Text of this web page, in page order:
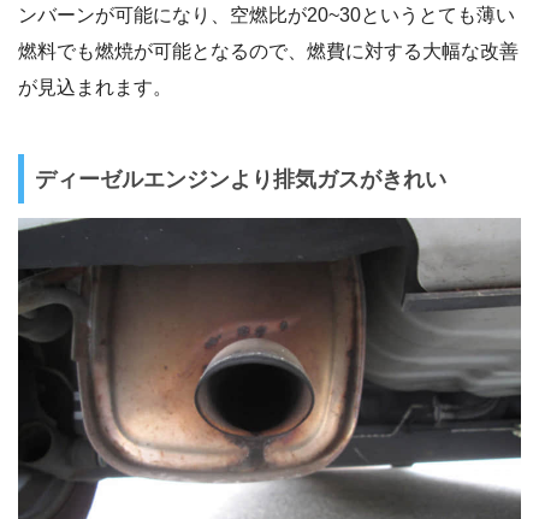
ンバーンが可能になり、空燃比が20~30というとても薄い
燃料でも燃焼が可能となるので、燃費に対する大幅な改善
が見込まれます。
ディーゼルエンジンより排気ガスがきれい